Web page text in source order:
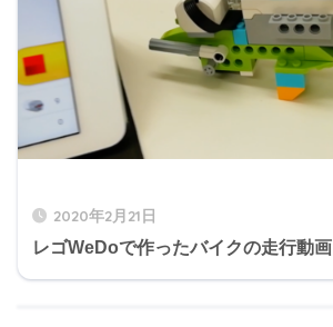
2020年2月21日
レゴWeDoで作ったバイクの走行動画